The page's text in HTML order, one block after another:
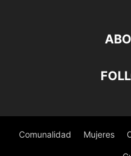
Comunalidad Mujeres